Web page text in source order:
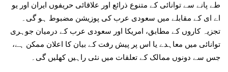
طے پانے سے توانائی کے متنوع ذرائع اور علاقائی حریفوں ایران اور یو
اے ای کے مقابلے میں سعودی عرب کی پوزیشن مضبوط ہو گی۔
تجزیہ کاروں کے مطابق، امریکا اور سعودی عرب کے درمیان جوہری
توانائی میں معاہدے یا اس پر پیش رفت کے بیان کا اعلان ممکن ہے،
جس سے دونوں ممالک کے تعلقات میں نئی راہیں کھلیں گی۔